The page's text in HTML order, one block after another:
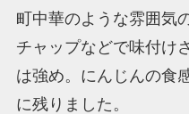
町中華のような雰囲気
チャップなどで味付け
は強め。にんじんの食
に残りました。